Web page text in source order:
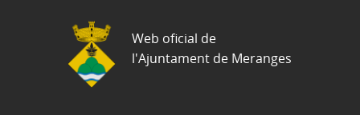
Web oficial de
l'Ajuntament de Meranges